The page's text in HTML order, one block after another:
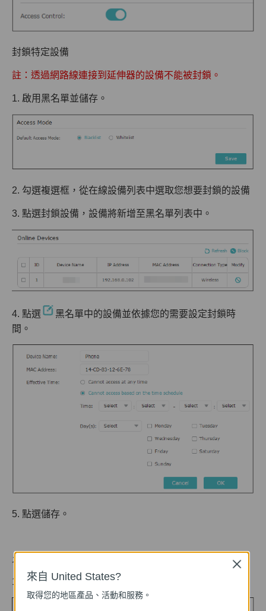
封鎖特定設備
註：透過網路線連接到延伸器的設備不能被封鎖。
1. 啟用黑名單並儲存。
2. 勾選複選框，從在線設備列表中選取您想要封鎖的設備
3. 點選封鎖設備，設備將新增至黑名單列表中。
4. 點選
黑名單中的設備並依據您的需要設定封鎖時
間。
5. 點選儲存。
允許特定設備
1 .啟用白名單並儲存。
來自 United States?
取得您的地區產品、活動和服務。
Close